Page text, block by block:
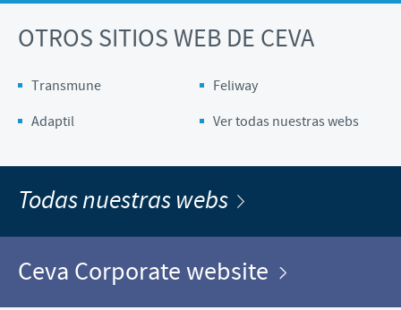
OTROS SITIOS WEB DE CEVA
Transmune
Feliway
Adaptil
Ver todas nuestras webs
Todas nuestras webs
Ceva Corporate website